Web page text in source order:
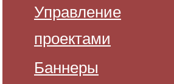
Управление
проектами
Баннеры